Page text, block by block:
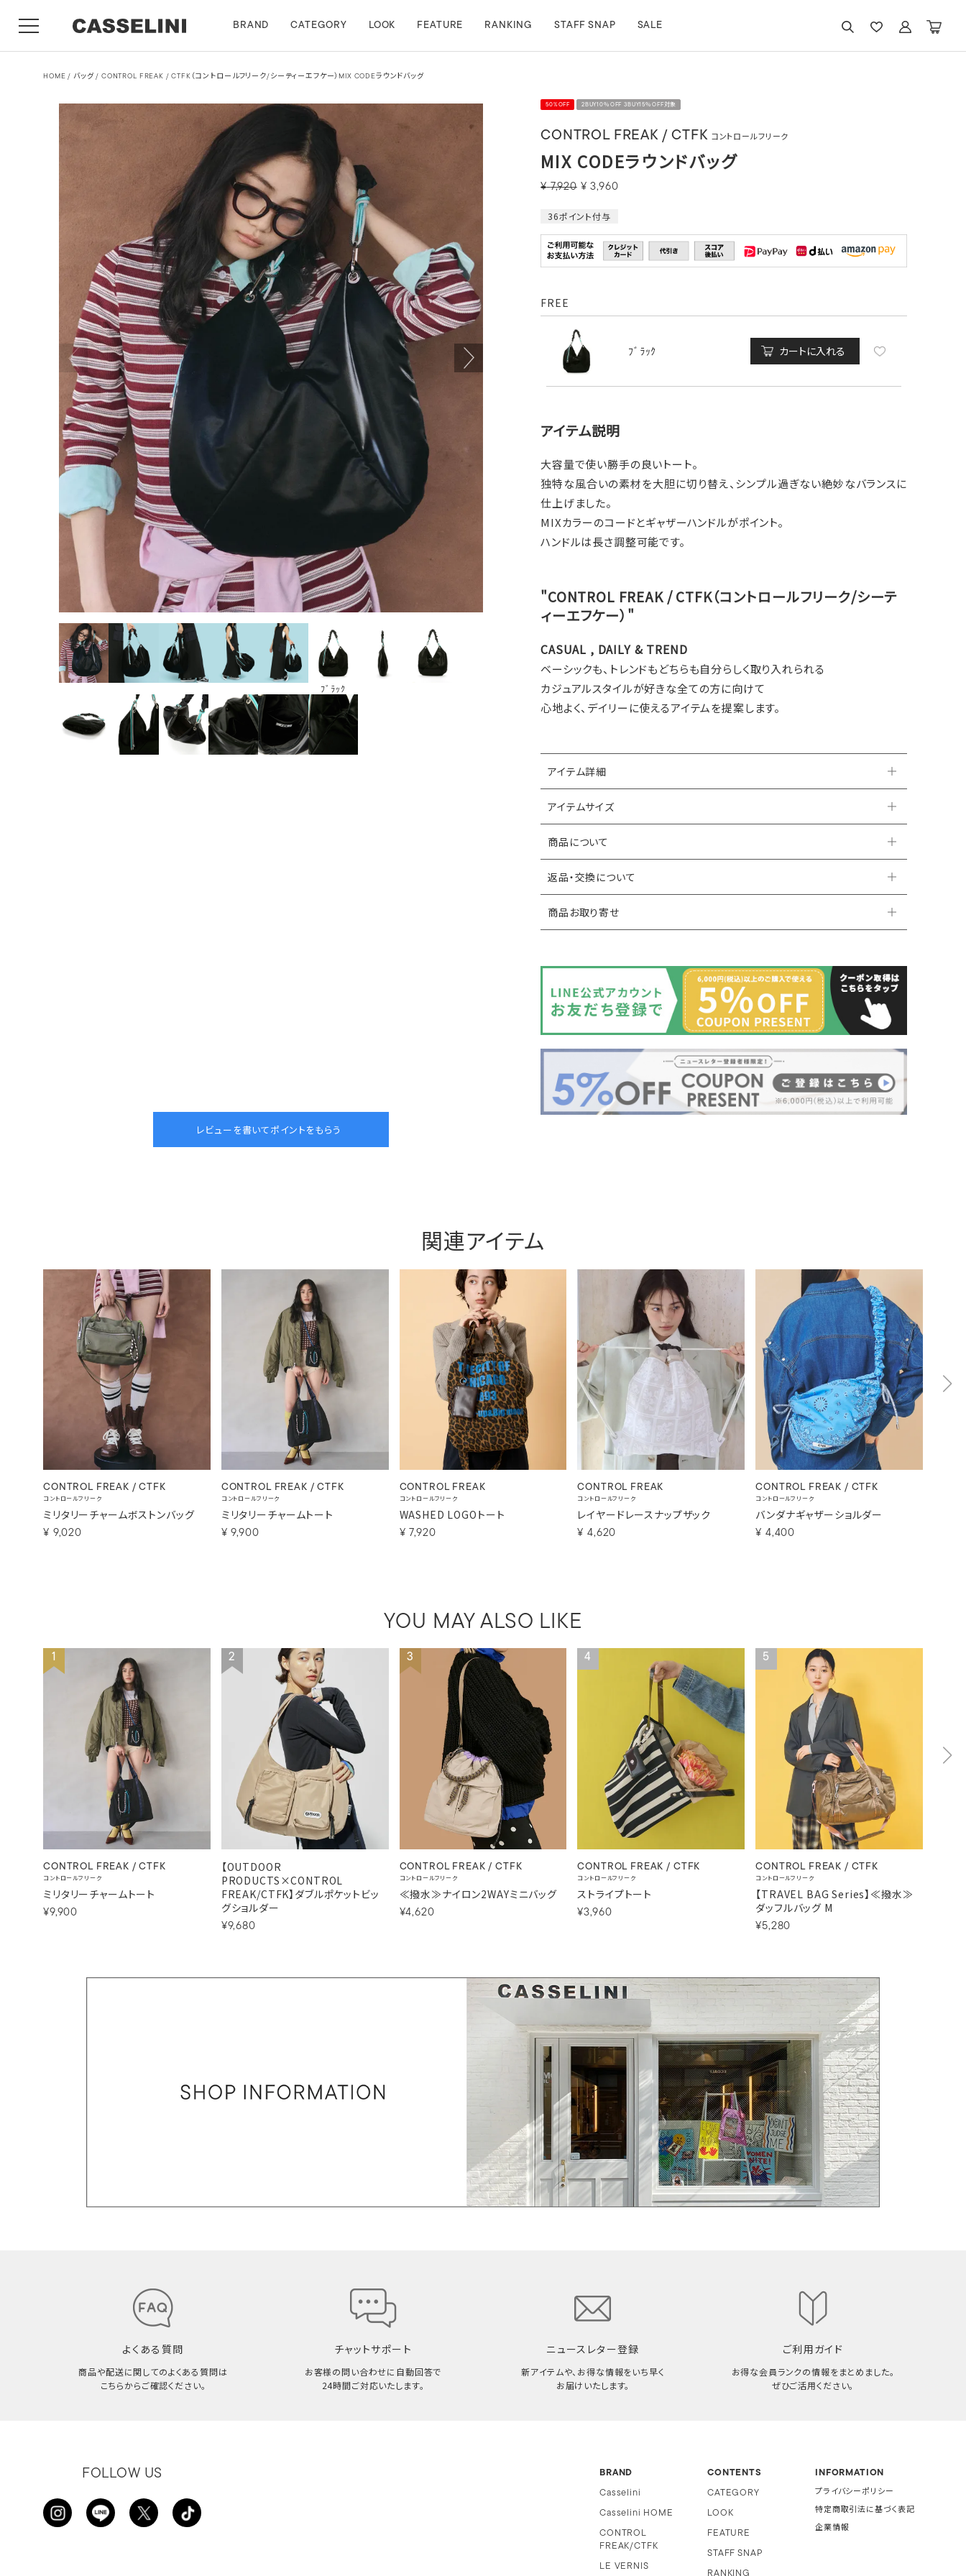
BRAND CATEGORY LOOK FEATURE RANKING STAFF SNAP SALE
HOME バッグ CONTROL FREAK / CTFK（コントロールフリーク/シーティーエフケー）MIX CODEラウンドバッグ
ﾌﾞﾗｯｸ
50%OFF 2BUY10％OFF 3BUY15％OFF対象
CONTROL FREAK / CTFK コントロールフリーク
MIX CODEラウンドバッグ
¥ 7,920 ¥ 3,960
36ポイント付与
FREE
ﾌﾞﾗｯｸ カートに入れる
アイテム説明
大容量で使い勝手の良いトート。
独特な風合いの素材を大胆に切り替え、シンプル過ぎない絶妙なバランスに
仕上げました。
MIXカラーのコードとギャザーハンドルがポイント。
ハンドルは長さ調整可能です。
"CONTROL FREAK / CTFK（コントロールフリーク/シーテ
ィーエフケー）"
CASUAL , DAILY & TREND
ベーシックも、トレンドもどちらも自分らしく取り入れられる
カジュアルスタイルが好きな全ての方に向けて
心地よく、デイリーに使えるアイテムを提案します。
アイテム詳細
アイテムサイズ
商品について
返品・交換について
商品お取り寄せ
関連アイテム
CONTROL FREAK / CTFK
コントロールフリーク
ミリタリーチャームボストンバッグ
¥ 9,020
CONTROL FREAK / CTFK
コントロールフリーク
ミリタリーチャームトート
¥ 9,900
CONTROL FREAK
コントロールフリーク
WASHED LOGOトート
¥ 7,920
CONTROL FREAK
コントロールフリーク
レイヤードレースナップザック
¥ 4,620
CONTROL FREAK / CTFK
コントロールフリーク
バンダナギャザーショルダー
¥ 4,400
YOU MAY ALSO LIKE
1
CONTROL FREAK / CTFK
コントロールフリーク
ミリタリーチャームトート
¥9,900
2
【OUTDOOR
PRODUCTS×CONTROL
FREAK/CTFK】ダブルポケットビッ
グショルダー
¥9,680
3
CONTROL FREAK / CTFK
コントロールフリーク
≪撥水≫ナイロン2WAYミニバッグ
¥4,620
4
CONTROL FREAK / CTFK
コントロールフリーク
ストライプトート
¥3,960
5
CONTROL FREAK / CTFK
コントロールフリーク
【TRAVEL BAG Series】≪撥水≫
ダッフルバッグ M
¥5,280
よくある質問
商品や配送に関してのよくある質問は
こちらからご確認ください。
チャットサポート
お客様の問い合わせに自動回答で
24時間ご対応いたします。
ニュースレター登録
新アイテムや、お得な情報をいち早く
お届けいたします。
ご利用ガイド
お得な会員ランクの情報をまとめました。
ぜひご活用ください。
FOLLOW US BRAND
Casselini
Casselini HOME
CONTROL
FREAK/CTFK
LE VERNIS
CONTENTS
CATEGORY
LOOK
FEATURE
STAFF SNAP
RANKING
INFORMATION
プライバシーポリシー
特定商取引法に基づく表記
企業情報